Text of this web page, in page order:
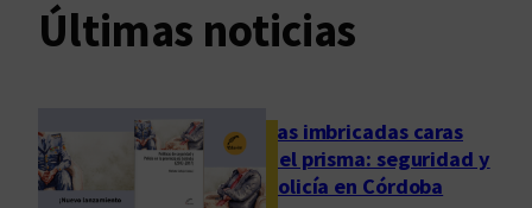
Últimas noticias
Las imbricadas caras
del prisma: seguridad y
policía en Córdoba